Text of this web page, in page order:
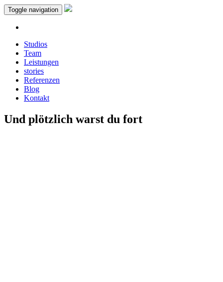
Toggle navigation
Studios
Team
Leistungen
stories
Referenzen
Blog
Kontakt
Und plötzlich warst du fort